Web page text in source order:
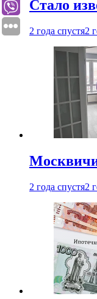
Стало
2 года спустя2
2 года спустя2